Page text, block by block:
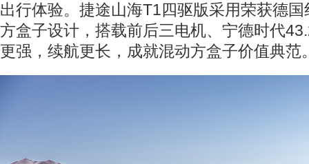
出行体验。捷途山海T1四驱版采用荣获德
方盒子设计，搭载前后三电机、宁德时代
更强，续航更长，成就混动方盒子价值典范